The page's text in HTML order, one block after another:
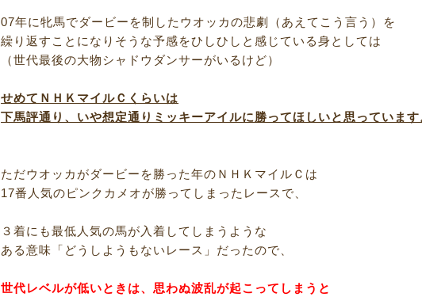
07年に牝馬でダービーを制したウオッカの悲劇（あえてこう言う）を
繰り返すことになりそうな予感をひしひしと感じている身としては
（世代最後の大物シャドウダンサーがいるけど）
せめてＮＨＫマイルＣくらいは
下馬評通り、いや想定通りミッキーアイルに勝ってほしいと思っています
ただウオッカがダービーを勝った年のＮＨＫマイルＣは
17番人気のピンクカメオが勝ってしまったレースで、
３着にも最低人気の馬が入着してしまうような
ある意味「どうしようもないレース」だったので、
世代レベルが低いときは、思わぬ波乱が起こってしまうと